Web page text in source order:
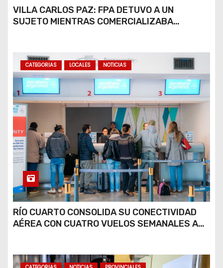
VILLA CARLOS PAZ: FPA DETUVO A UN
SUJETO MIENTRAS COMERCIALIZABA
CATEGORIAS LOCALES NOTICIAS
RÍO CUARTO CONSOLIDA SU CONECTIVIDAD
AÉREA CON CUATRO VUELOS SEMANALES A